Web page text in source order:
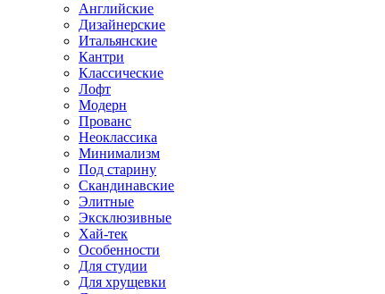
Английские
Дизайнерские
Итальянские
Кантри
Классические
Лофт
Модерн
Прованс
Неоклассика
Минимализм
Под старину
Скандинавские
Элитные
Эксклюзивные
Хай-тек
Особенности
Для студии
Для хрущевки